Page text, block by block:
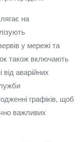
на
у мережі та
також включають
аварійних
графіків, щоб
важливих